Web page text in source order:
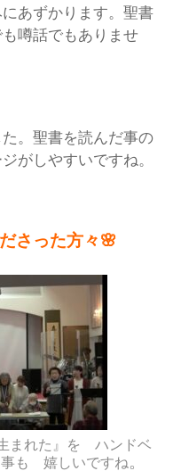
あずかります。聖書
噂話でもありませ
。聖書を読んだ事の
がしやすいですね。
さった方々🌸
まれた』を ハンドベ
事も 嬉しいですね。